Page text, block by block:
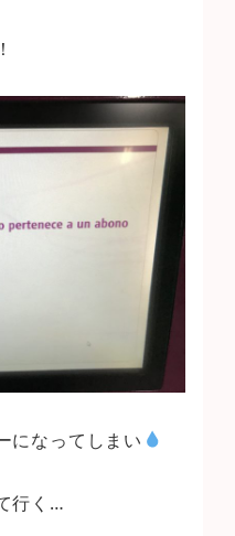
になってしまい
行く…